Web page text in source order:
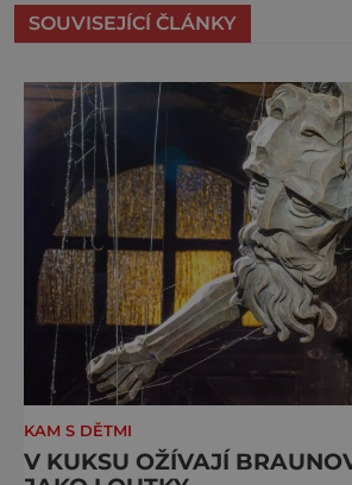
SOUVISEJÍCÍ ČLÁNKY
KAM S DĚTMI
V KUKSU OŽÍVAJÍ